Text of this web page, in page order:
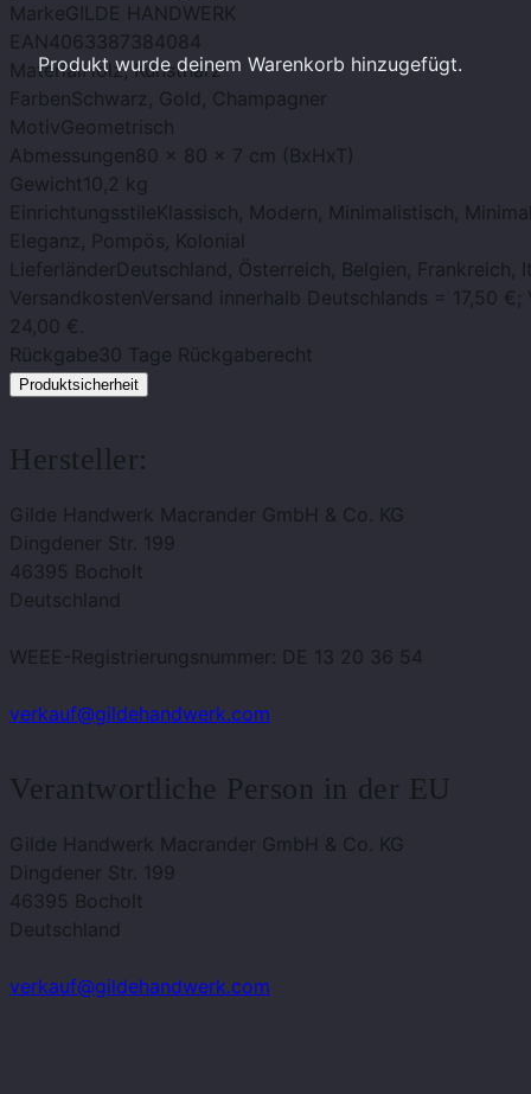
Produkt wurde deinem Warenkorb hinzugefügt.
MarkeGILDE HANDWERK
EAN4063387384084
MaterialHolz, Kunstharz
FarbenSchwarz, Gold, Champagner
MotivGeometrisch
Abmessungen80 x 80 x 7 cm (BxHxT)
Gewicht10,2 kg
EinrichtungsstileKlassisch, Modern, Minimalistisch,
Eleganz, Pompös, Kolonial
Lieferländer Deutschland, Österreich, Belgien, Frankreich,
VersandkostenVersand innerhalb Deutschlands = 17,50 €;
24,00 €.
Rückgabe30 Tage Rückgaberecht
Produktsicherheit
Hersteller:
Gilde Handwerk Macrander GmbH & Co. KG
Dingdener Str. 199
46395 Bocholt
Deutschland
WEEE-Registrierungsnummer: DE 13 20 36 54
verkauf@gildehandwerk.com
Verantwortliche Person in der EU
Gilde Handwerk Macrander GmbH & Co. KG
Dingdener Str. 199
46395 Bocholt
Deutschland
verkauf@gildehandwerk.com